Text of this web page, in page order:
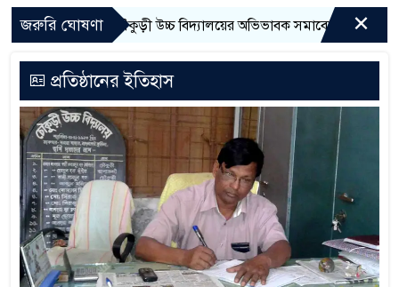
জরুরি ঘোষণাচৌকুড়ী উচ্চ বিদ্যালয়ের অভিভাবক সমাবেশ উদযাপন নিয়ে×
প্রতিষ্ঠানের ইতিহাস